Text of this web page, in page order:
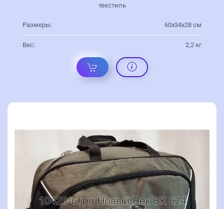
текстиль
Размеры: 60х34х28 см
Вес: 2,2 кг